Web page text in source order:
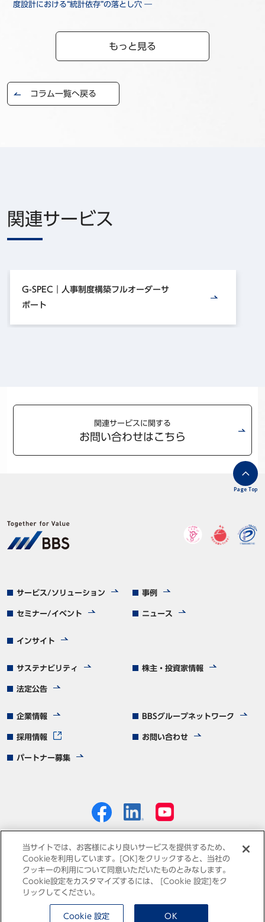
度設計における“統計依存”の落とし穴 ―
もっと見る
コラム一覧へ戻る
関連サービス
G-SPEC｜人事制度構築フルオーダーサ
ポート
関連サービスに関する
お問い合わせはこちら
サービス/ソリューション 事例
セミナー/イベント ニュース
インサイト
サステナビリティ 株主・投資家情報
法定公告
企業情報 BBSグループネットワーク
採用情報 お問い合わせ
パートナー募集
Page Top
個人情報保護方針 免責事項 サイトマップ
© Business Brain Showa-Ota Inc.
当サイトでは、お客様により良いサービスを提供するため、
Cookieを利用しています。[OK]をクリックすると、当社の
クッキーの利用について同意いただいたものとみなします。
Cookie設定をカスタマイズするには、 [Cookie 設定]をク
リックしてください。
Cookie 設定 OK